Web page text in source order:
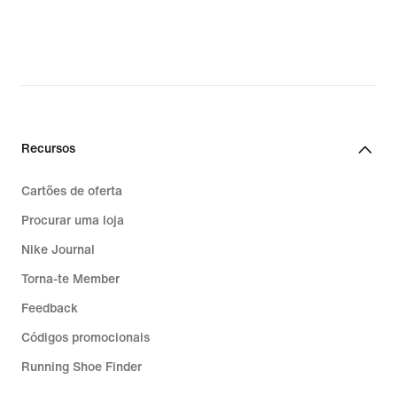
Recursos
Cartões de oferta
Procurar uma loja
Nike Journal
Torna-te Member
Feedback
Códigos promocionais
Running Shoe Finder